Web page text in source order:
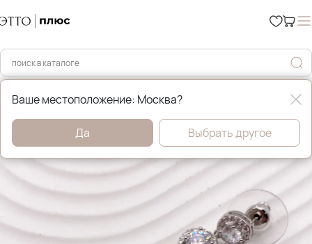
Главная Бижутерия
Ваше местоположение: Москва?
Да Выбрать другое